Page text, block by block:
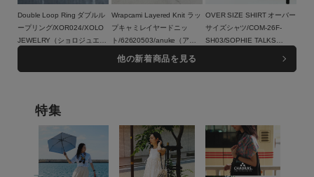
Double Loop Ring ダブルル
ープリング/XOR024/XOLO
JEWELRY（ショロジュエリ
Wrapcami Layered Knit ラッ
プキャミレイヤードニッ
ト/62620503/anuke（アン
ヌーク）
16,500円（税込）
OVER SIZE SHIRT オーバー
サイズシャツ/COM-26F-
SH03/SOPHIE TALKS
他の新着商品を見る
特集